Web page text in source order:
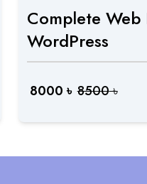
Complete
WordPress
8000৳ 8500৳